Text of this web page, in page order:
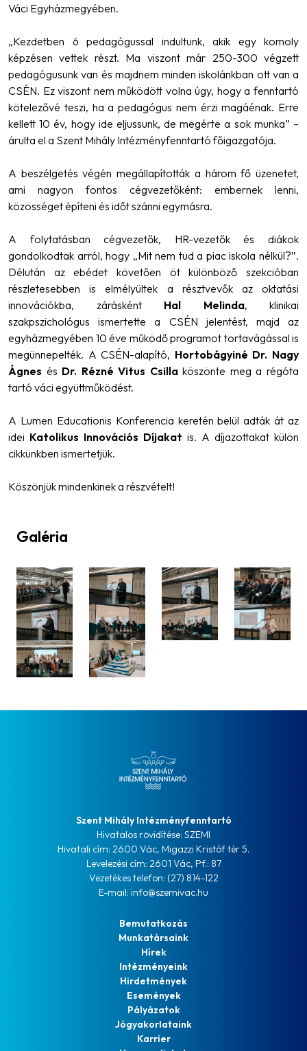
Váci Egyházmegyében.
„Kezdetben 6 pedagógussal indultunk, akik egy komoly
képzésen vettek részt. Ma viszont már 250-300 végzett
pedagógusunk van és majdnem minden iskolánkban ott van a
CSÉN. Ez viszont nem működött volna úgy, hogy a fenntartó
kötelezővé teszi, ha a pedagógus nem érzi magáénak. Erre
kellett 10 év, hogy ide eljussunk, de megérte a sok munka” –
árulta el a Szent Mihály Intézményfenntartó főigazgatója.
A beszélgetés végén megállapították a három fő üzenetet,
ami nagyon fontos cégvezetőként: embernek lenni,
közösséget építeni és időt szánni egymásra.
A folytatásban cégvezetők, HR-vezetők és diákok
gondolkodtak arról, hogy „Mit nem tud a piac iskola nélkül?”.
Délután az ebédet követően öt különböző szekcióban
részletesebben is elmélyültek a résztvevők az oktatási
innovációkba, zárásként Hal Melinda, klinikai
szakpszichológus ismertette a CSÉN jelentést, majd az
egyházmegyében 10 éve működő programot tortavágással is
megünnepelték. A CSÉN-alapító, Hortobágyiné Dr. Nagy
Ágnes és Dr. Rézné Vitus Csillaköszönte meg a régóta
tartó váci együttműködést.
A Lumen Educationis Konferencia keretén belül adták át az
idei Katolikus Innovációs Díjakat is. A díjazottakat külön
cikkünkben ismertetjük.
Köszönjük mindenkinek a részvételt!
Galéria
Szent Mihály Intézményfenntartó
Hivatalos rövidítése: SZEMI
Hivatali cím: 2600 Vác, Migazzi Kristóf tér 5.
Levelezési cím: 2601 Vác, Pf.: 87
Vezetékes telefon: (27) 814-122
E-mail: info@szemivac.hu
Bemutatkozás
Munkatársaink
Hírek
Intézményeink
Hirdetmények
Események
Pályázatok
Jógyakorlataink
Karrier